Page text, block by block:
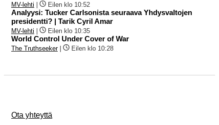
MV-lehti | Eilen klo 10:52
Analyysi: Tucker Carlsonista seuraava Yhdysvaltojen
presidentti? | Tarik Cyril Amar
MV-lehti | Eilen klo 10:35
World Control Under Cover of War
The Truthseeker| Eilen klo 10:28
Ota yhteyttä